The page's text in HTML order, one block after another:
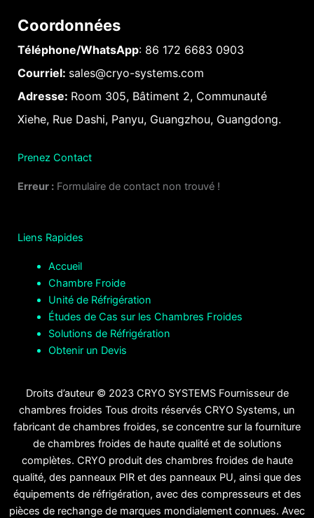
Coordonnées
Téléphone/WhatsApp: 86 172 6683 0903
Courriel: sales@cryo-systems.com
Adresse: Room 305, Bâtiment 2, Communauté
Xiehe, Rue Dashi, Panyu, Guangzhou, Guangdong.
Prenez Contact
Erreur : Formulaire de contact non trouvé !
Liens Rapides
Accueil
Chambre Froide
Unité de Réfrigération
Études de Cas sur les Chambres Froides
Solutions de Réfrigération
Obtenir un Devis
Droits d’auteur © 2023 CRYO SYSTEMS Fournisseur de
chambres froides Tous droits réservés CRYO Systems, un
fabricant de chambres froides, se concentre sur la fourniture
de chambres froides de haute qualité et de solutions
complètes. CRYO produit des chambres froides de haute
qualité, des panneaux PIR et des panneaux PU, ainsi que des
équipements de réfrigération, avec des compresseurs et des
pièces de rechange de marques mondialement connues. Avec